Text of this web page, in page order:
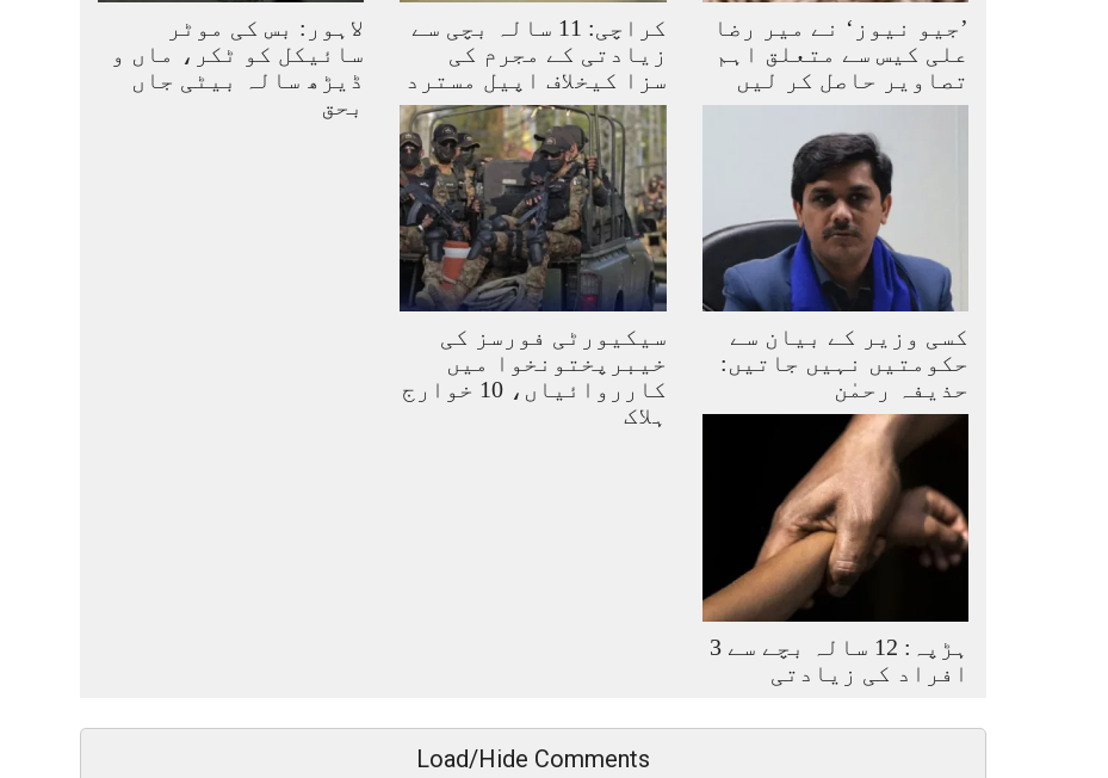
لاہور: بس کی موٹر
سائیکل کو ٹکر، ماں و
ڈیڑھ سالہ بیٹی جاں
بحق
کراچی: 11 سالہ بچی سے
زیادتی کے مجرم کی
سزا کیخلاف اپیل مسترد
’جیو نیوز‘ نے میر رضا
علی کیس سے متعلق اہم
تصاویر حاصل کر لیں
سیکیورٹی فورسز کی
خیبرپختونخوا میں
کارروائیاں، 10 خوارج
ہلاک
کسی وزیر کے بیان سے
حکومتیں نہیں جاتیں:
حذیفہ رحمٰن
ہڑپہ: 12 سالہ بچے سے 3
افراد کی زیادتی
Load/Hide Comments